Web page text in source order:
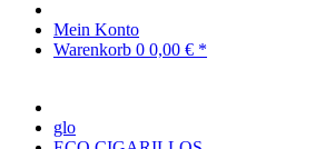
Mein Konto
Warenkorb 0 0,00 € *
glo